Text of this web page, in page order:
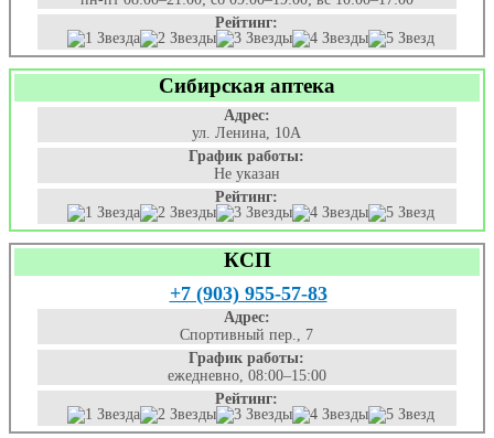
Рейтинг:
Сибирская аптека
Адрес:
ул. Ленина, 10А
График работы:
Не указан
Рейтинг:
КСП
+7 (903) 955-57-83
Адрес:
Спортивный пер., 7
График работы:
ежедневно, 08:00–15:00
Рейтинг: